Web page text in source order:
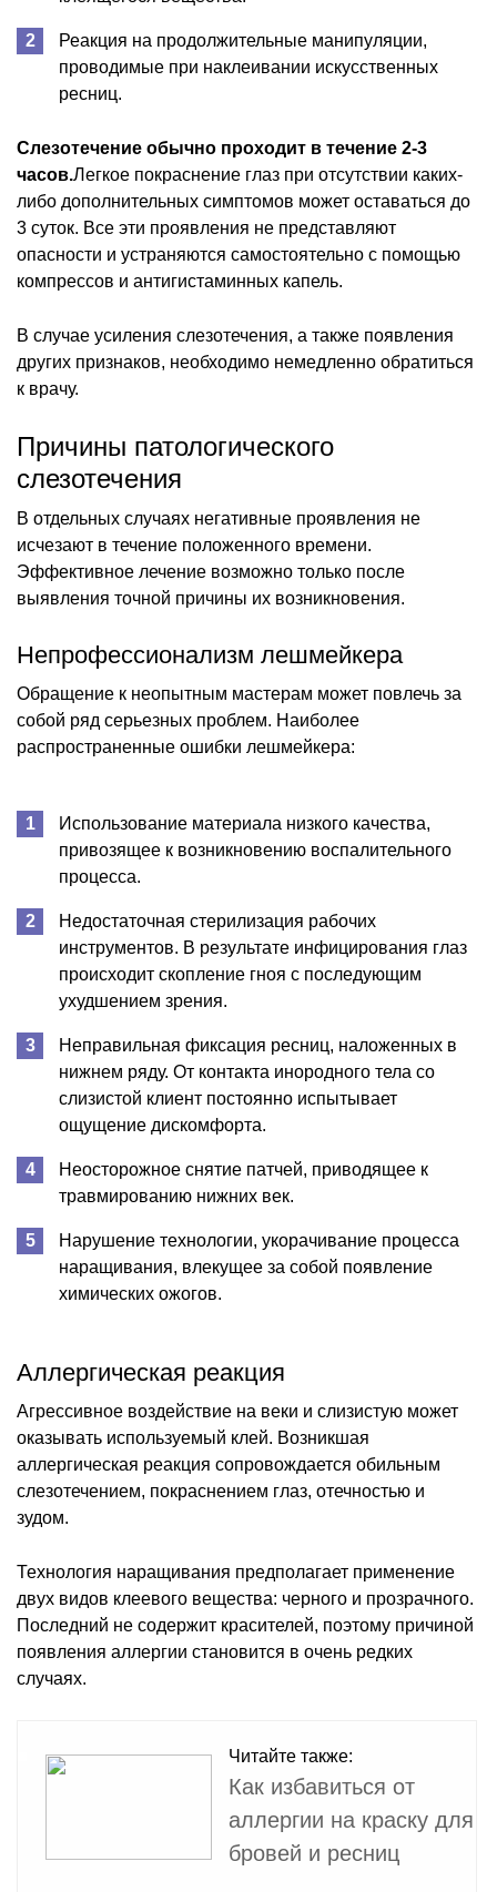
Реакция на продолжительные манипуляции,
проводимые при наклеивании искусственных
ресниц.
Слезотечение обычно проходит в течение 2-3
часов.Легкое покраснение глаз при отсутствии каких-
либо дополнительных симптомов может оставаться до
3 суток. Все эти проявления не представляют
опасности и устраняются самостоятельно с помощью
компрессов и антигистаминных капель.
В случае усиления слезотечения, а также появления
других признаков, необходимо немедленно обратиться
к врачу.
Причины патологического
слезотечения
В отдельных случаях негативные проявления не
исчезают в течение положенного времени.
Эффективное лечение возможно только после
выявления точной причины их возникновения.
Непрофессионализм лешмейкера
Обращение к неопытным мастерам может повлечь за
собой ряд серьезных проблем. Наиболее
распространенные ошибки лешмейкера:
Использование материала низкого качества,
привозящее к возникновению воспалительного
процесса.
Недостаточная стерилизация рабочих
инструментов. В результате инфицирования глаз
происходит скопление гноя с последующим
ухудшением зрения.
Неправильная фиксация ресниц, наложенных в
нижнем ряду. От контакта инородного тела со
слизистой клиент постоянно испытывает
ощущение дискомфорта.
Неосторожное снятие патчей, приводящее к
травмированию нижних век.
Нарушение технологии, укорачивание процесса
наращивания, влекущее за собой появление
химических ожогов.
Аллергическая реакция
Агрессивное воздействие на веки и слизистую может
оказывать используемый клей. Возникшая
аллергическая реакция сопровождается обильным
слезотечением, покраснением глаз, отечностью и
зудом.
Технология наращивания предполагает применение
двух видов клеевого вещества: черного и прозрачного.
Последний не содержит красителей, поэтому причиной
появления аллергии становится в очень редких
случаях.
Читайте также:
Как избавиться от
аллергии на краску для
бровей и ресниц